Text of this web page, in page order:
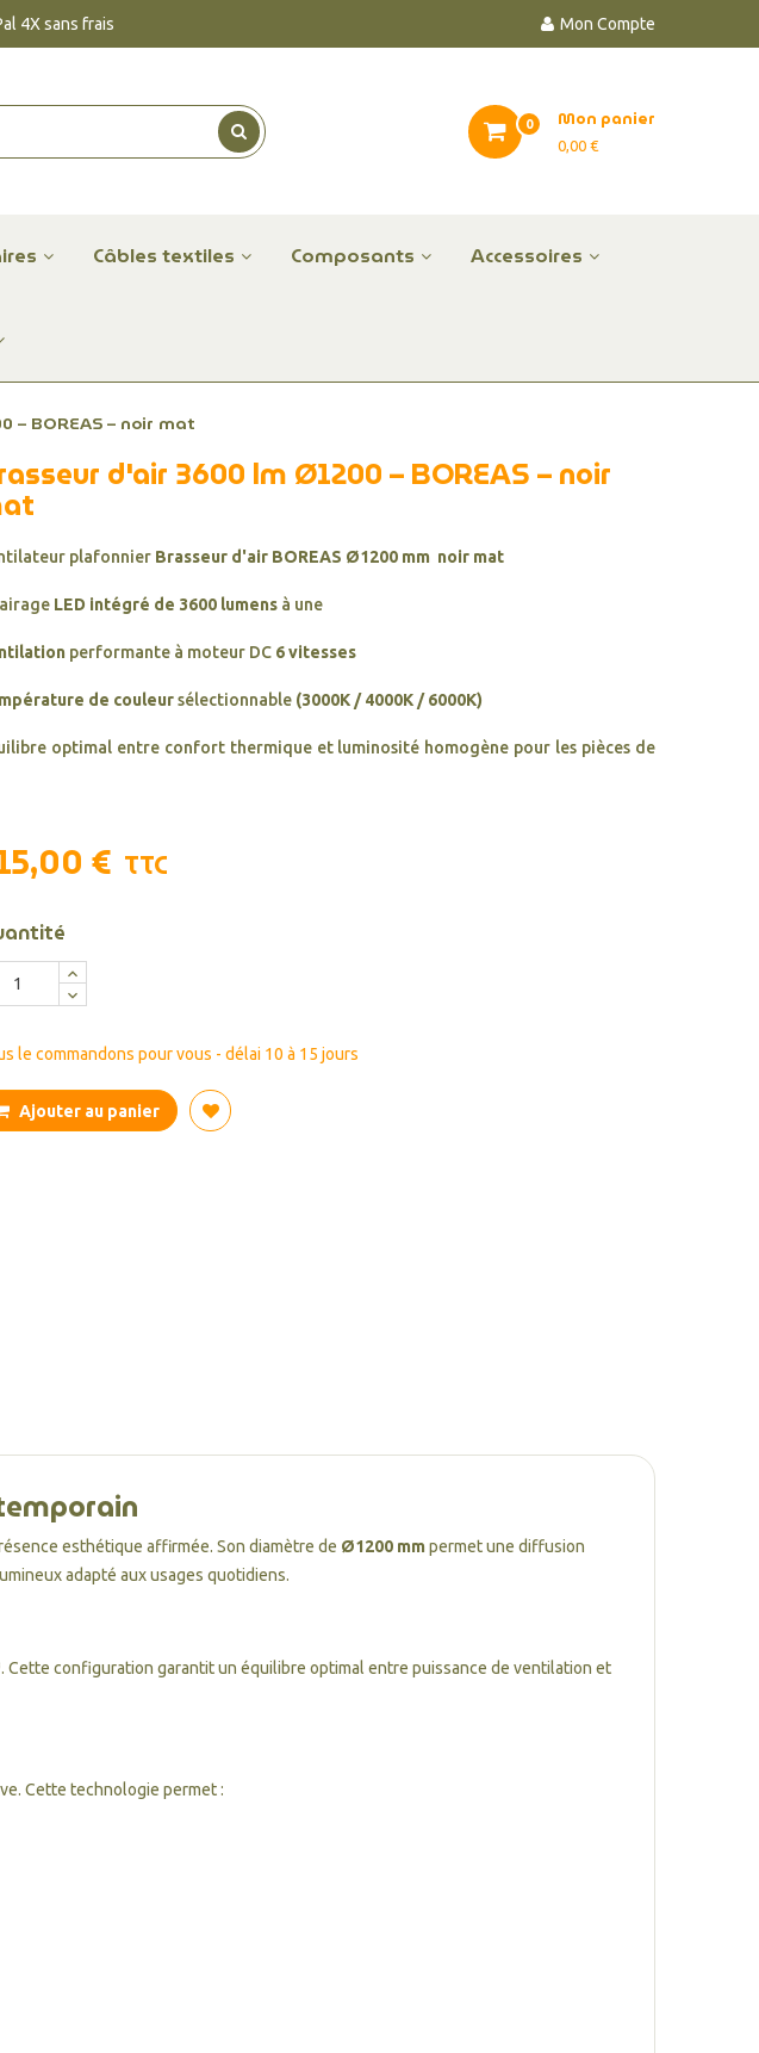
Mon Compte
4X sans frais
Mon panier
0,00 €
0
Câbles textiles Composants Accessoires
– BOREAS – noir mat
d'air 3600 lm Ø1200 – BOREAS – noir
plafonnier Brasseur d'air BOREAS Ø1200 mm noir mat
LED intégré de 3600 lumens à une
performante à moteur DC 6 vitesses
de couleursélectionnable (3000K / 4000K / 6000K)
optimal entre confort thermique et luminosité homogène pour les pièces de
€ TTC
le commandons pour vous - délai 10 à 15 jours
Ajouter au panier
esthétique affirmée. Son diamètre de Ø1200 mmpermet une diffusion
adapté aux usages quotidiens.
. Cette configuration garantit un équilibre optimal entre puissance de ventilation et
Cette technologie permet :